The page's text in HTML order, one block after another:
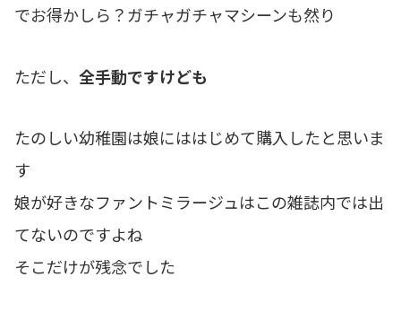
でお得かしら？ガチャガチャマシーンも然り
ただし、 全手動ですけども
たのしい幼稚園は娘にははじめて購入したと思いま
す
娘が好きなファントミラージュはこの雑誌内では出
てないのですよね
そこだけが残念でした